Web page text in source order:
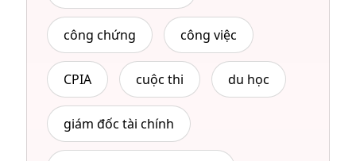
công chứng công việc
CPIA cuộc thi du học
giám đốc tài chính